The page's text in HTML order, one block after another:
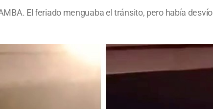
El feriado menguaba el tránsito, pero había